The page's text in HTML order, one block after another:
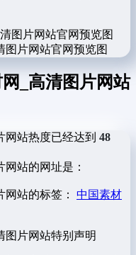
图片网站官网预览图
_高清图片网站
网站热度已经达到 48
站的网址是：
网站的标签： 中国素材
图片网站特别声明